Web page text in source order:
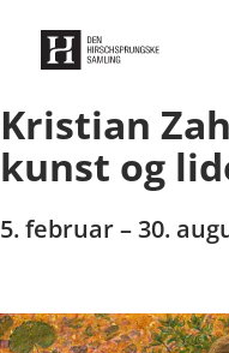
Kristian
kunst og
5. februar – 30.